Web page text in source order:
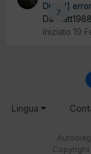
7
Diesel]
Da matt1988
Iniziato 19
Lingua